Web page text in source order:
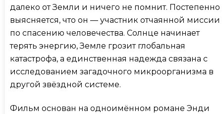
далеко от Земли и ничего не помнит. Постепенно
выясняется, что он — участник отчаянной миссии
по спасению человечества. Солнце начинает
терять энергию, Земле грозит глобальная
катастрофа, а единственная надежда связана с
исследованием загадочного микроорганизма в
другой звёздной системе.
Фильм основан на одноимённом романе Энди